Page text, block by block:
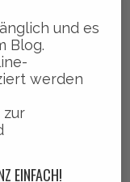
und es
Blog.
werden
zur
EINFACH!